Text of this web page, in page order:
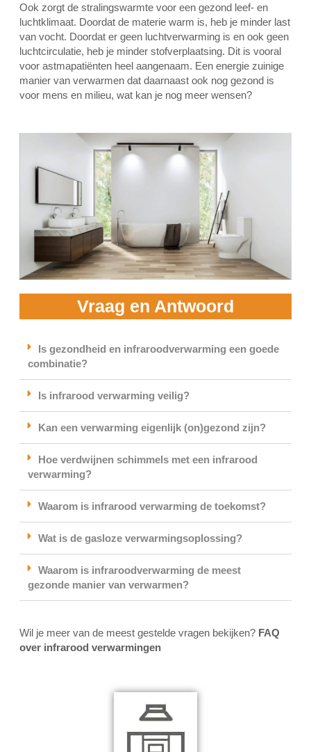
Ook zorgt de stralingswarmte voor een gezond leef- en
luchtklimaat. Doordat de materie warm is, heb je minder last
van vocht. Doordat er geen luchtverwarming is en ook geen
luchtcirculatie, heb je minder stofverplaatsing. Dit is vooral
voor astmapatiënten heel aangenaam. Een energie zuinige
manier van verwarmen dat daarnaast ook nog gezond is
voor mens en milieu, wat kan je nog meer wensen?
Vraag en Antwoord
Is gezondheid en infraroodverwarming een goede
combinatie?
Is infrarood verwarming veilig?
Kan een verwarming eigenlijk (on)gezond zijn?
Hoe verdwijnen schimmels met een infrarood
verwarming?
Waarom is infrarood verwarming de toekomst?
Wat is de gasloze verwarmingsoplossing?
Waarom is infraroodverwarming de meest
gezonde manier van verwarmen?
Wil je meer van de meest gestelde vragen bekijken? FAQ
over infrarood verwarmingen